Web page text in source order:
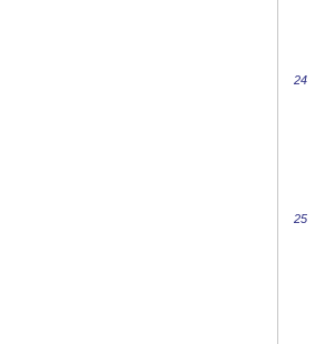
24
25